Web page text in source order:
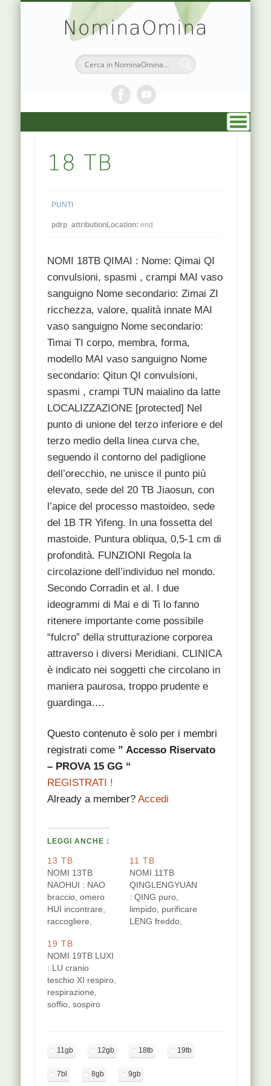
NominaOmina
HOME
CHI SONO
MEDICINA CINESE
SIMBOLOGIA
ATLANTE PUNTI
TEORIA & APPUNTI
DR. AGO
PRENOTAZIONI
18 TB
PUNTI
pdrp_attributionLocation: end
NOMI 18TB QIMAI : Nome: Qimai QI
convulsioni, spasmi , crampi MAI vaso
sanguigno Nome secondario: Zimai ZI
ricchezza, valore, qualità innate MAI
vaso sanguigno Nome secondario:
Timai TI corpo, membra, forma,
modello MAI vaso sanguigno Nome
secondario: Qitun QI convulsioni,
spasmi , crampi TUN maialino da latte
LOCALIZZAZIONE [protected] Nel
punto di unione del terzo inferiore e del
terzo medio della linea curva che,
seguendo il contorno del padiglione
dell’orecchio, ne unisce il punto più
elevato, sede del 20 TB Jiaosun, con
l’apice del processo mastoideo, sede
del 1B TR Yifeng. In una fossetta del
mastoide. Puntura obliqua, 0,5-1 cm di
profondità. FUNZIONI Regola la
circolazione dell’individuo nel mondo.
Secondo Corradin et al. I due
ideogrammi di Mai e di Ti lo fanno
ritenere importante come possibile
“fulcro” della strutturazione corporea
attraverso i diversi Meridiani. CLINICA
è indicato nei soggetti che circolano in
maniera paurosa, troppo prudente e
guardinga….
Questo contenuto è solo per i membri
registrati come ” Accesso Riservato
– PROVA 15 GG “
REGISTRATI !
Already a member?Accedi
LEGGI ANCHE :
13 TB
NOMI 13TB
NAOHUI : NAO
braccio, omero
HUI incontrare,
raccogliere,
Nome
secondario:
Naoliao NAO
braccio, omero
LIAO cavo Nome
secondario:
scambiare,
mano
11 TB
NOMI 11TB
QINGLENGYUAN
: QING puro,
limpido, purificare
LENG freddo,
indifferente,
QUAN sorgente,
19 TB
NOMI 19TB LUXI
: LU cranio
teschio XI respiro,
respirazione,
soffio, sospiro
del terzo medio e
superiore della
11gb 12gb 18tb 19tb
7bl 8gb 9gb